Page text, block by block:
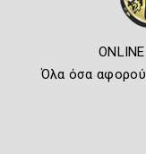
Όλα όσα